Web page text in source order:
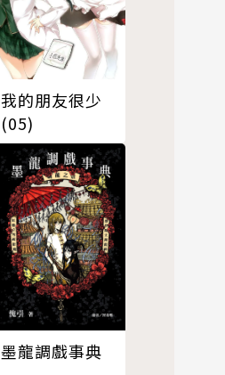
我的朋友很少
(05)
墨龍調戲事典